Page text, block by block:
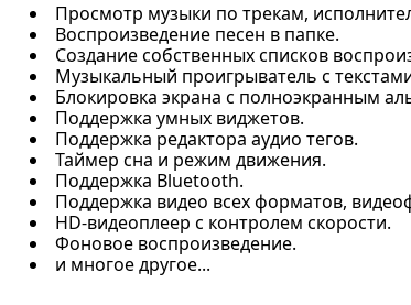
Просмотр музыки по трекам,
Воспроизведение песен в папке.
Создание собственных списков
Музыкальный проигрыватель с
Блокировка экрана с полноэкранным
Поддержка умных виджетов.
Поддержка редактора аудио тегов.
Таймер сна и режим движения.
Поддержка Bluetooth.
Поддержка видео всех форматов,
HD-видеоплеер с контролем скорости.
Фоновое воспроизведение.
и многое другое...